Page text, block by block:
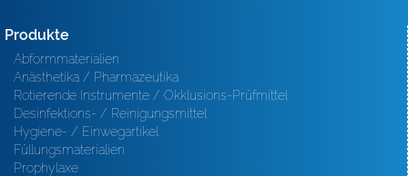
Produkte
Abformmaterialien
Anästhetika / Pharmazeutika
Rotierende Instrumente / Okklusions-Prüfmittel
Desinfektions- / Reinigungsmittel
Hygiene- / Einwegartikel
Füllungsmaterialien
Prophylaxe